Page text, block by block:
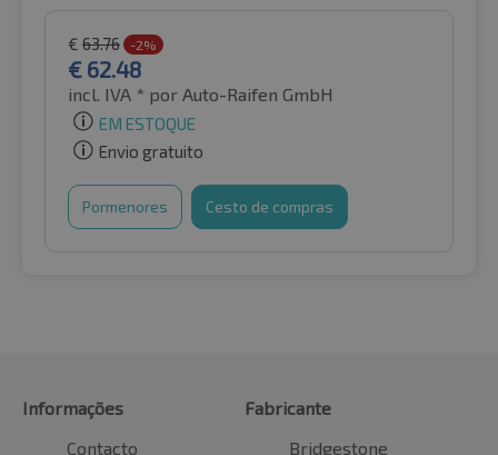
€ 63.76 -2%
€ 62.48
incl. IVA * por Auto-Raifen GmbH
EM ESTOQUE
Envio gratuito
Pormenores Cesto de compras
Informações
Contacto
Fabricante
Bridgestone